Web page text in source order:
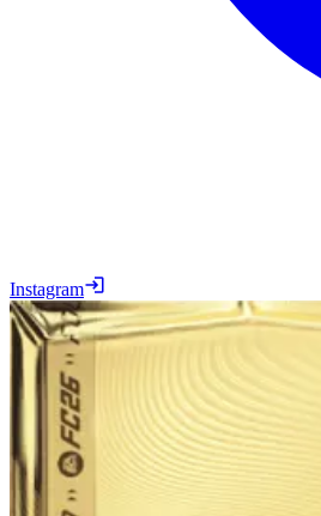
Instagram